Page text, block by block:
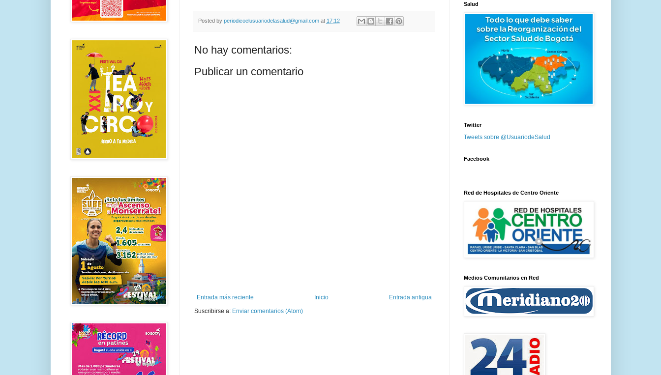
Posted by periodicoelusuariodelasalud@gmail.com at 17:12
No hay comentarios:
Publicar un comentario
Entrada más reciente Entrada antigua
Inicio
Suscribirse a: Enviar comentarios (Atom)
Salud
Twitter
Tweets sobre @UsuariodeSalud
Facebook
Red de Hospitales de Centro Oriente
Medios Comunitarios en Red